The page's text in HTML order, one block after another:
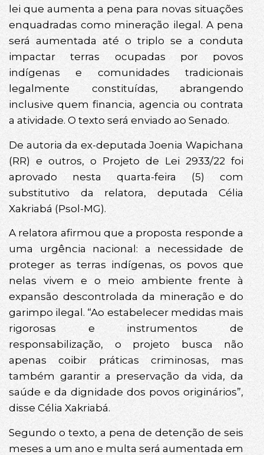
lei que aumenta a pena para novas situações
enquadradas como mineração ilegal. A pena
será aumentada até o triplo se a conduta
impactar terras ocupadas por povos
indígenas e comunidades tradicionais
legalmente constituídas, abrangendo
inclusive quem financia, agencia ou contrata
a atividade. O texto será enviado ao Senado.
De autoria da ex-deputada Joenia Wapichana
(RR) e outros, o Projeto de Lei 2933/22 foi
aprovado nesta quarta-feira (5) com
substitutivo da relatora, deputada Célia
Xakriabá (Psol-MG).
A relatora afirmou que a proposta responde a
uma urgência nacional: a necessidade de
proteger as terras indígenas, os povos que
nelas vivem e o meio ambiente frente à
expansão descontrolada da mineração e do
garimpo ilegal. “Ao estabelecer medidas mais
rigorosas e instrumentos de
responsabilização, o projeto busca não
apenas coibir práticas criminosas, mas
também garantir a preservação da vida, da
saúde e da dignidade dos povos originários”,
disse Célia Xakriabá.
Segundo o texto, a pena de detenção de seis
meses a um ano e multa será aumentada em